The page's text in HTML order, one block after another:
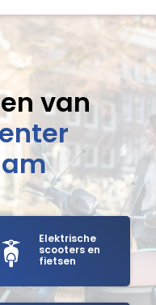
van
Elektrische
scooters en
fietsen